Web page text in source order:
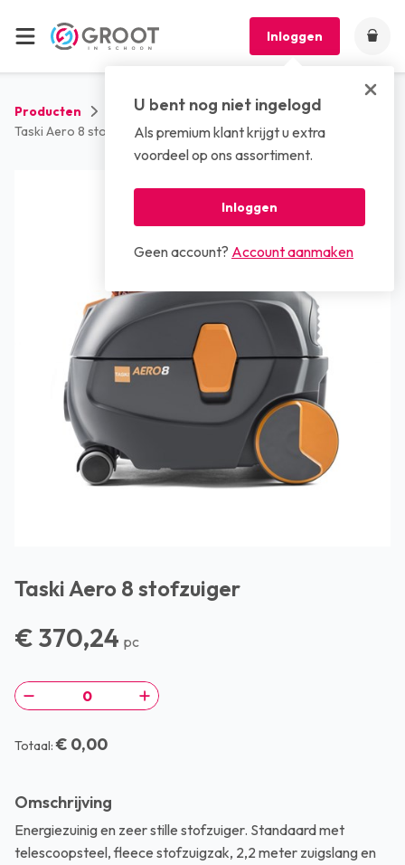
Inloggen
U bent nog niet ingelogd
Als premium klant krijgt u extra
voordeel op ons assortiment.
Inloggen
Geen account? Account aanmaken
Producten Machines
Stofzuigers
Taski Aero 8 stofzuiger
Taski Aero 8 stofzuiger
€ 370,24 pc
Totaal: € 0,00
Omschrijving
Energiezuinig en zeer stille stofzuiger. Standaard met
telescoopsteel, fleece stofzuigzak, 2,2 meter zuigslang en